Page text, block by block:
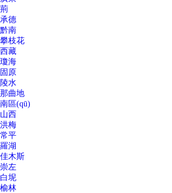
荊
承德
黔南
攀枝花
西藏
瓊海
固原
陵水
那曲地
南區(qū)
山西
洪梅
常平
羅湖
佳木斯
崇左
白坭
榆林